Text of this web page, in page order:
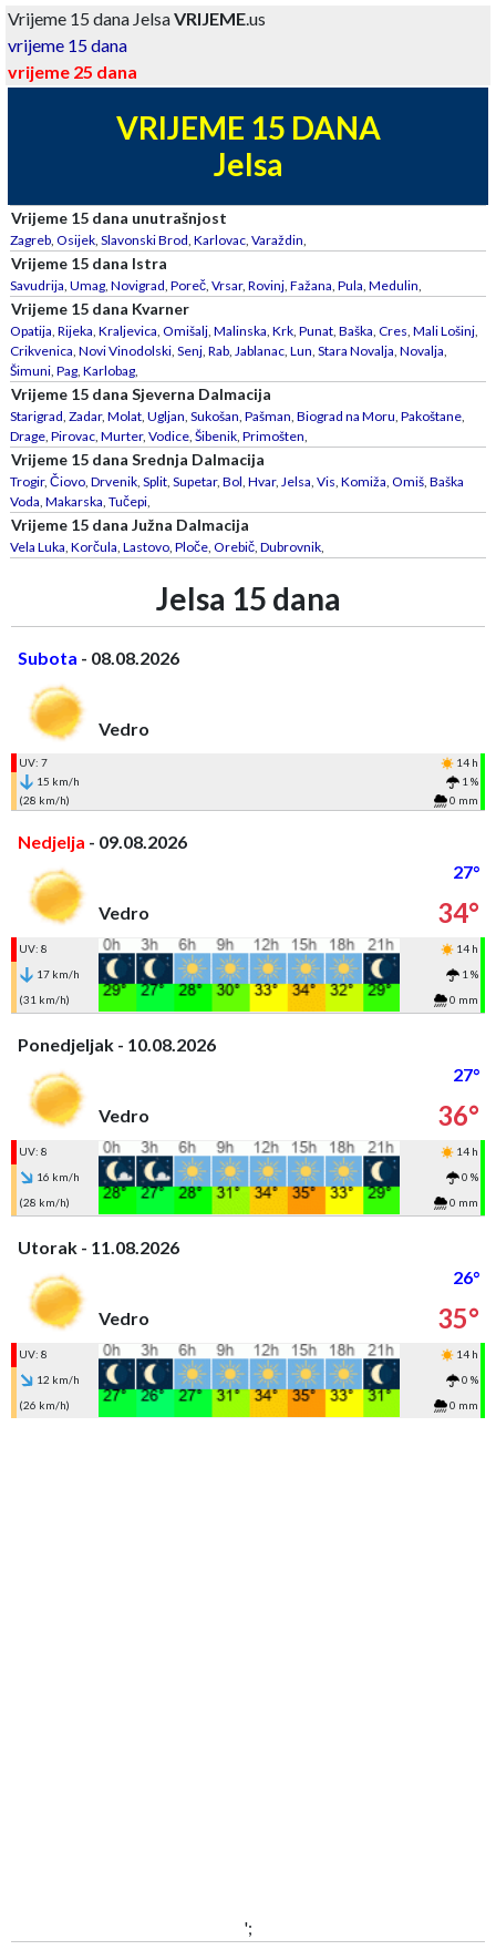
Vrijeme 15 dana JelsaVRIJEME.us
vrijeme 15 dana
vrijeme 25 dana
VRIJEME 15 DANA
Jelsa
Vrijeme 15 dana unutrašnjost
Zagreb, Osijek, Slavonski Brod, Karlovac, Varaždin,
Vrijeme 15 dana Istra
Savudrija, Umag, Novigrad, Poreč, Vrsar, Rovinj, Fažana, Pula, Medulin,
Vrijeme 15 dana Kvarner
Opatija, Rijeka, Kraljevica, Omišalj, Malinska, Krk, Punat, Baška, Cres, Mali Lošinj,
Crikvenica, Novi Vinodolski, Senj, Rab, Jablanac, Lun, Stara Novalja, Novalja,
Šimuni, Pag, Karlobag,
Vrijeme 15 dana Sjeverna Dalmacija
Starigrad, Zadar, Molat, Ugljan, Sukošan, Pašman, Biograd na Moru, Pakoštane,
Drage, Pirovac, Murter, Vodice, Šibenik, Primošten,
Vrijeme 15 dana Srednja Dalmacija
Trogir, Čiovo, Drvenik, Split, Supetar, Bol, Hvar, Jelsa, Vis, Komiža, Omiš, Baška
Voda, Makarska, Tučepi,
Vrijeme 15 dana Južna Dalmacija
Vela Luka, Korčula, Lastovo, Ploče, Orebič, Dubrovnik,
Jelsa 15 dana
Subota - 08.08.2026
Vedro
UV: 7
14 h
15 km/h
1 %
(28 km/h)
0 mm
Nedjelja - 09.08.2026
27°
Vedro
34°
UV: 8
14 h
17 km/h
1 %
(31 km/h)
0 mm
Ponedjeljak - 10.08.2026
27°
Vedro
36°
UV: 8
14 h
16 km/h
0 %
(28 km/h)
0 mm
Utorak - 11.08.2026
26°
Vedro
35°
UV: 8
14 h
12 km/h
0 %
(26 km/h)
0 mm
';